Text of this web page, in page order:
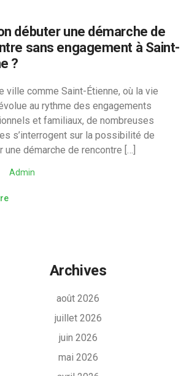
débuter une démarche de
sans engagement à Saint-
?
ville comme Saint-Étienne, où la vie
au rythme des engagements
et familiaux, de nombreuses
s’interrogent sur la possibilité de
une démarche de rencontre […]
Admin
Archives
août 2026
juillet 2026
juin 2026
mai 2026